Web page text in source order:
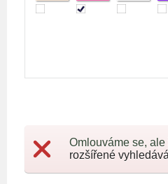
Omlouváme se,
rozšířené